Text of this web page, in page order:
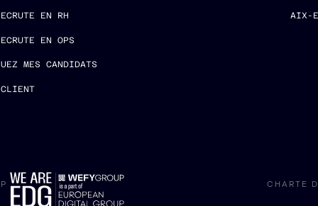
EN RH
EN OPS
MES CANDIDATS
AIX-
CHARTE